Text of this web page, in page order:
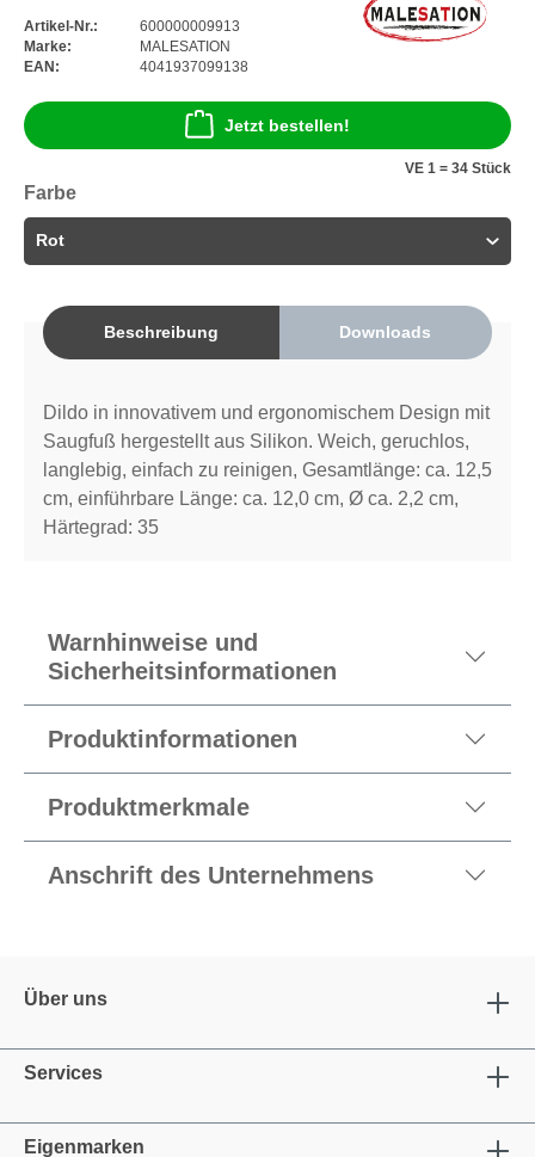
Artikel-Nr.:
600000009913
Marke:
MALESATION
EAN:
4041937099138
Jetzt bestellen!
VE 1 = 34 Stück
Farbe
Beschreibung Downloads
Dildo in innovativem und ergonomischem Design mit
Saugfuß hergestellt aus Silikon. Weich, geruchlos,
langlebig, einfach zu reinigen, Gesamtlänge: ca. 12,5
cm, einführbare Länge: ca. 12,0 cm, Ø ca. 2,2 cm,
Härtegrad: 35
Warnhinweise und
Sicherheitsinformationen
Produktinformationen
Produktmerkmale
Anschrift des Unternehmens
Über uns
Services
Eigenmarken